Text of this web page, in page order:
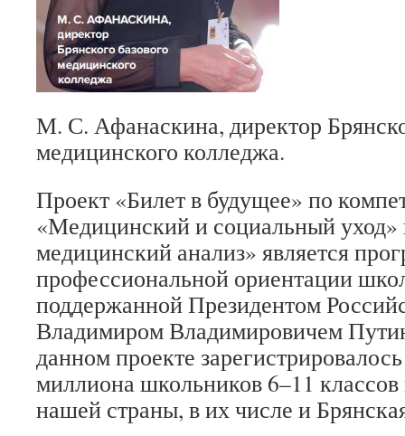
М. С. Афанаскина, директор
медицинского колледжа.
Проект «Билет в будущее» по
«Медицинский и социальный
медицинский анализ» является
профессиональной ориентации
поддержанной Президентом
Владимиром Владимировичем
данном проекте
миллиона школьников 6–11 классов
нашей страны, в их числе и